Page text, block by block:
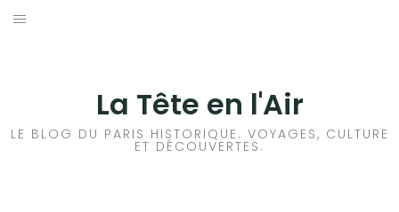
Aller
La Tête en l'Air
LE BLOG DU PARIS HISTORIQUE. VOYAGES, CULTURE
ET DÉCOUVERTES.
HISTOIRES EN ILE DE FRANCE